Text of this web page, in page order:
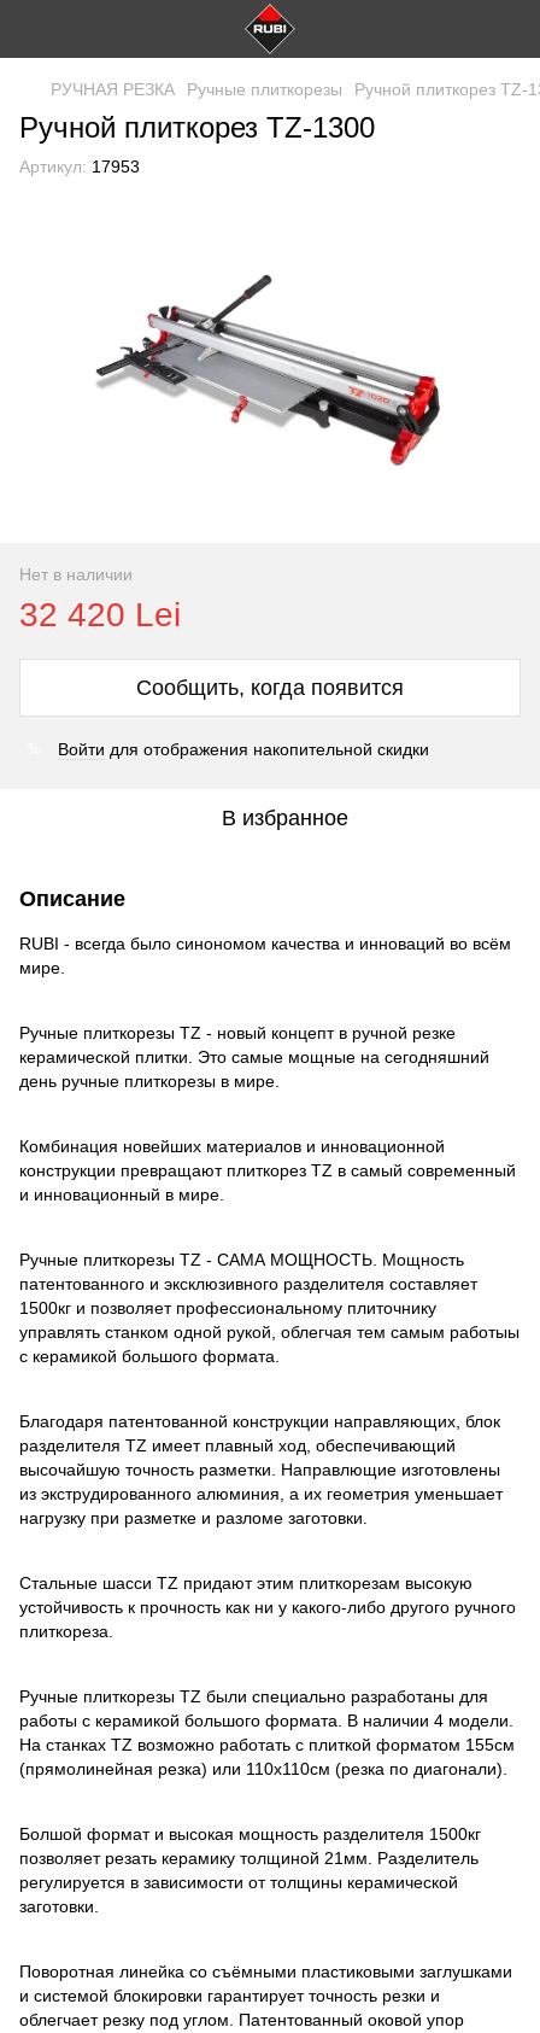
РУЧНАЯ РЕЗКА Ручные плиткорезы Ручной плиткорез TZ-
Ручной плиткорез TZ-1300
Артикул: 17953
Нет в наличии
32 420 Lei
Сообщить, когда появится
Войти для отображения накопительной скидки
В избранное
Описание
RUBI - всегда было синономом качества и инноваций во всём
мире.
Ручные плиткорезы TZ - новый концепт в ручной резке
керамической плитки. Это самые мощные на сегодняшний
день ручные плиткорезы в мире.
Комбинация новейших материалов и инновационной
конструкции превращают плиткорез TZ в самый современный
и инновационный в мире.
Ручные плиткорезы TZ - САМА МОЩНОСТЬ. Мощность
патентованного и эксклюзивного разделителя составляет
1500кг и позволяет профессиональному плиточнику
управлять станком одной рукой, облегчая тем самым работыы
с керамикой большого формата.
Благодаря патентованной конструкции направляющих, блок
разделителя TZ имеет плавный ход, обеспечивающий
высочайшую точность разметки. Направлющие изготовлены
из экструдированного алюминия, а их геометрия уменьшает
нагрузку при разметке и разломе заготовки.
Стальные шасси TZ придают этим плиткорезам высокую
устойчивость к прочность как ни у какого-либо другого ручного
плиткореза.
Ручные плиткорезы TZ были специально разработаны для
работы с керамикой большого формата. В наличии 4 модели.
На станках TZ возможно работать с плиткой форматом 155см
(прямолинейная резка) или 110х110см (резка по диагонали).
Болшой формат и высокая мощность разделителя 1500кг
позволяет резать керамику толщиной 21мм. Разделитель
регулируется в зависимости от толщины керамической
заготовки.
Поворотная линейка со съёмными пластиковыми заглушками
и системой блокировки гарантирует точность резки и
облегчает резку под углом. Патентованный оковой упор